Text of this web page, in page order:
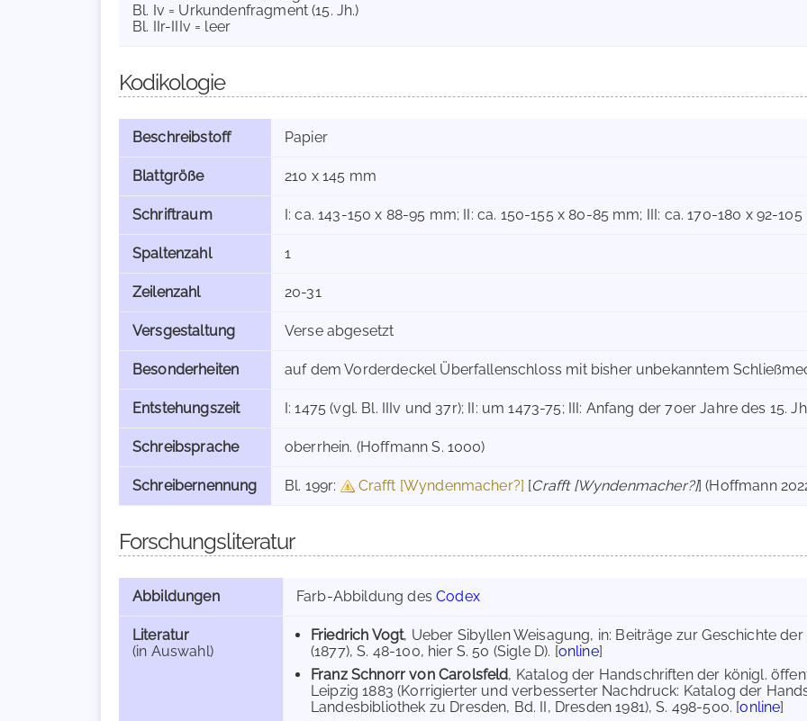
Bl. Iv = Urkundenfragment (15. Jh.)
Bl. IIr-IIIv = leer
Kodikologie
Beschreibstoff Papier
Blattgröße 210 x 145 mm
Schriftraum I: ca. 143-150 x 88-95 mm; II: ca. 150-155 x 80-85 mm; III: ca. 170-180 x 92-
Spaltenzahl 1
Zeilenzahl 20-31
Versgestaltung Verse abgesetzt
Besonderheiten auf dem Vorderdeckel Überfallenschloss mit bisher unbekanntem
Entstehungszeit I: 1475 (vgl. Bl. IIIv und 37r); II: um 1473-75; III: Anfang der 70er Jahre des 15.
Schreibsprache oberrhein. (Hoffmann S. 1000)
Schreibernennung Bl. 199r: Crafft [Wyndenmacher?] [Crafft [Wyndenmacher?]] (Hoffmann
Forschungsliteratur
Abbildungen Farb-Abbildung desCodex
Literatur
(in Auswahl)
Friedrich Vogt, Ueber Sibyllen Weisagung, in: Beiträge zur Geschichte
(1877), S. 48-100, hier S. 50 (Sigle D). [online]
Franz Schnorr von Carolsfeld, Katalog der Handschriften der königl.
Leipzig 1883 (Korrigierter und verbesserter Nachdruck: Katalog der
Landesbibliothek zu Dresden, Bd. II, Dresden 1981), S. 498-500. [online]